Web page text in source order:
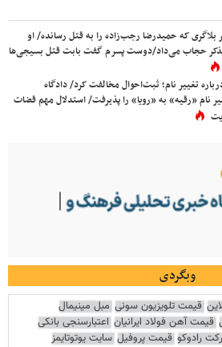
بلاگری که حمیدرضا رجب‌زاده را به قتل رسانده/ او
حجاب می‌داد/دوست پسرم گفت بابت قتل بسیجی‌ها
تغییر نام؛ ثبت‌احوال مخالفت کرد/ دادگاه
نام «رقیه» به «رویا» را پذیرفت/ استدلال مهم قضات
وبگردی
قیمت تلویزیون سونی مبل مینیمال
قیمت آهن فولاد ایرانیان اعتبارسنجی بانکی
رادوکو قیمت پروفیل سایت یوتوتایمز